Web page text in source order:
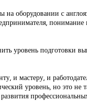
на оборудовании с
уровень подготовки
и мастеру, и
уровень, но это не